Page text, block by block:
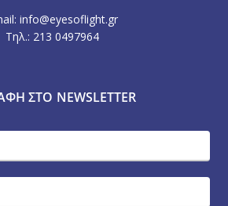
info@eyesoflight.gr
Τηλ.: 213 0497964
ΣΤΟ NEWSLETTER